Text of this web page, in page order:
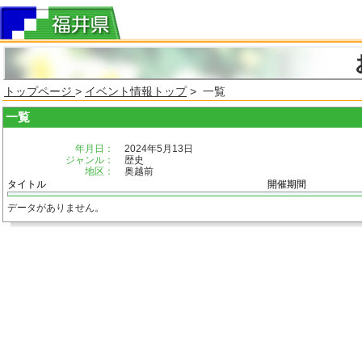
トップページ > イベント情報トップ> 一覧
一覧
年月日：
2024年5月13日
ジャンル：
歴史
地区：
奥越前
タイトル
開催期間
データがありません。